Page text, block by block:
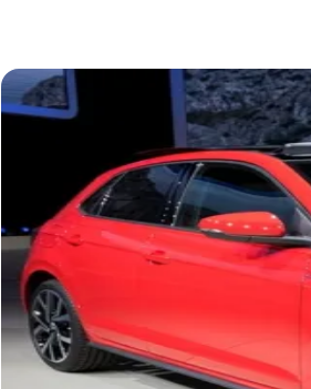
au fil des années sur tous les